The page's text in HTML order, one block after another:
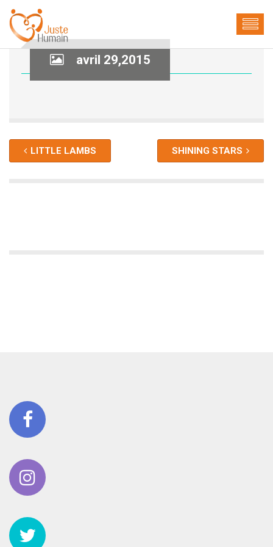
avril 29,2015
LITTLE LAMBS SHINING STARS